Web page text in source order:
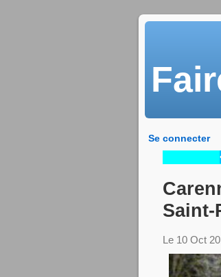
Se connecter
Saint-
Le 10 Oct